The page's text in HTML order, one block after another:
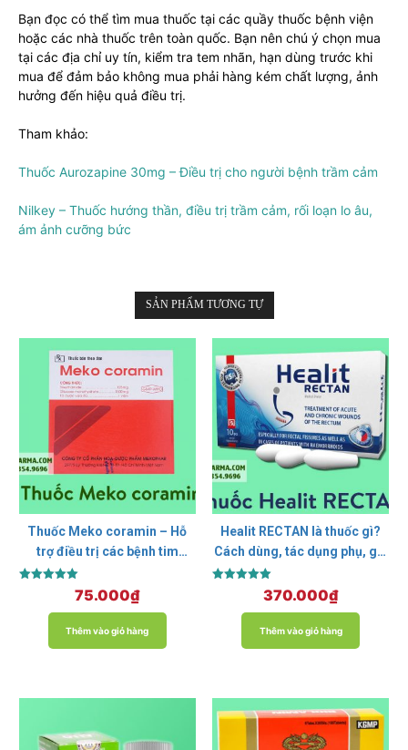
Bạn đọc có thể tìm mua thuốc tại các quầy thuốc bệnh viện
hoặc các nhà thuốc trên toàn quốc. Bạn nên chú ý chọn mua
tại các địa chỉ uy tín, kiểm tra tem nhãn, hạn dùng trước khi
mua để đảm bảo không mua phải hàng kém chất lượng, ảnh
hưởng đến hiệu quả điều trị.
Tham khảo:
Thuốc Aurozapine 30mg – Điều trị cho người bệnh trầm cảm
Nilkey – Thuốc hướng thần, điều trị trầm cảm, rối loạn lo âu,
ám ảnh cưỡng bức
SẢN PHẨM TƯƠNG TỰ
Thuốc Meko coramin – Hỗ
trợ điều trị các bệnh tim
5.00
75.000₫
Thêm vào giỏ hàng
Healit RECTAN là thuốc gì?
Cách dùng, tác dụng phụ, giá
bao nhiêu?
Được xếp
5.00
370.000₫
Thêm vào giỏ hàng